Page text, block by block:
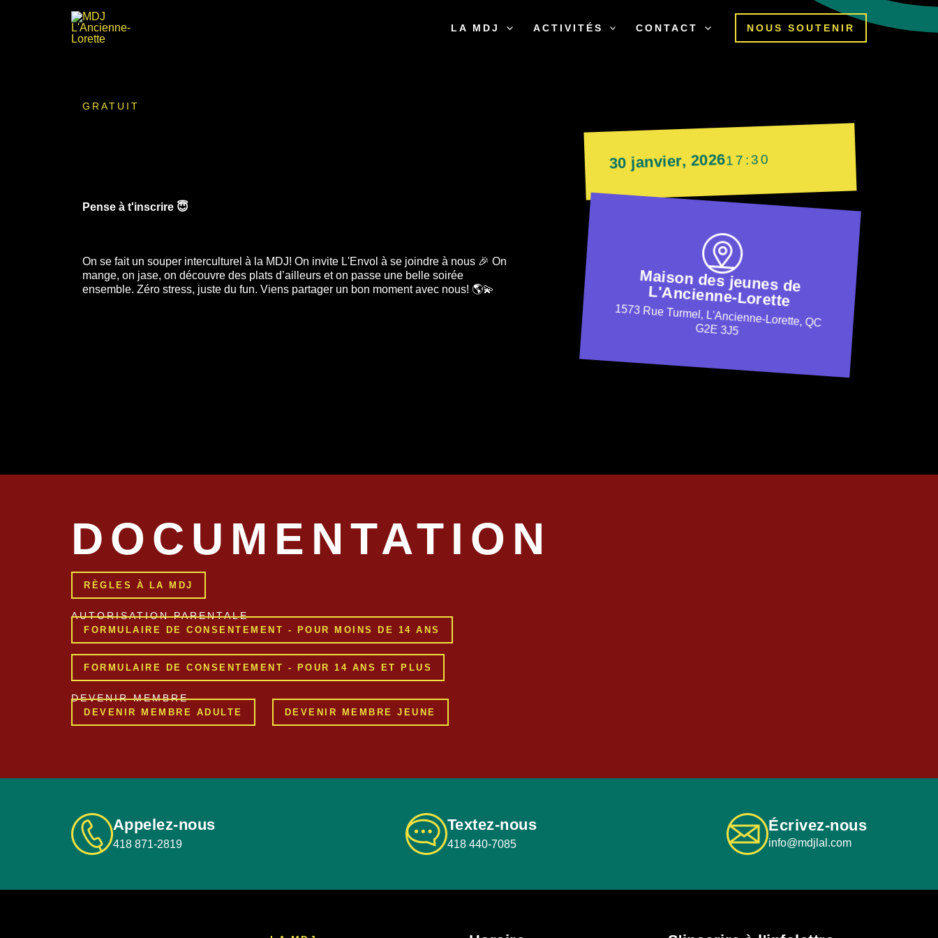
LA MDJ ACTIVITÉS CONTACT NOUS SOUTENIR
GRATUIT
Pense à t'inscrire 😇
On se fait un souper interculturel à la MDJ! On invite L'Envol à se joindre à nous 🎉 On
mange, on jase, on découvre des plats d’ailleurs et on passe une belle soirée
ensemble. Zéro stress, juste du fun. Viens partager un bon moment avec nous! 🌎💫
30 janvier, 202617:30
Maison des jeunes de
L'Ancienne-Lorette
1573 Rue Turmel, L'Ancienne-Lorette, QC
G2E 3J5
DOCUMENTATION
RÈGLES À LA MDJ
AUTORISATION PARENTALE
FORMULAIRE DE CONSENTEMENT - POUR MOINS DE 14 ANS
FORMULAIRE DE CONSENTEMENT - POUR 14 ANS ET PLUS
DEVENIR MEMBRE
DEVENIR MEMBRE ADULTE DEVENIR MEMBRE JEUNE
Appelez-nous
418 871-2819
Textez-nous
418 440-7085
Écrivez-nous
info@mdjlal.com